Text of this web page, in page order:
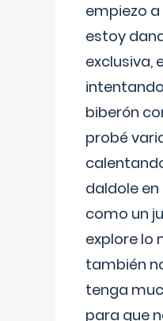
empiezo
estoy
exclusiva,
biberón
probé
daldole
como un
explore lo
también
tenga
para que